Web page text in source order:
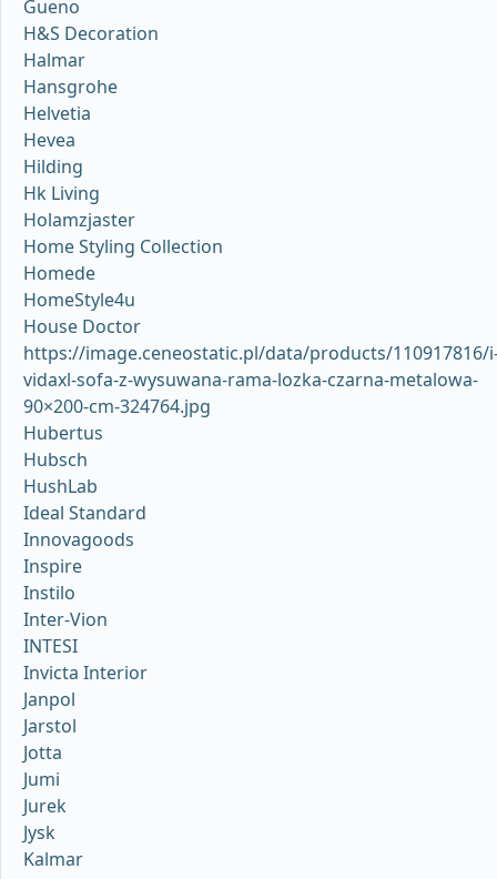
Gueno
H&S Decoration
Halmar
Hansgrohe
Helvetia
Hevea
Hilding
Hk Living
Holamzjaster
Home Styling Collection
Homede
HomeStyle4u
House Doctor
https://image.ceneostatic.pl/data/products/110917816/
vidaxl-sofa-z-wysuwana-rama-lozka-czarna-metalowa-
90×200-cm-324764.jpg
Hubertus
Hubsch
HushLab
Ideal Standard
Innovagoods
Inspire
Instilo
Inter-Vion
INTESI
Invicta Interior
Janpol
Jarstol
Jotta
Jumi
Jurek
Jysk
Kalmar